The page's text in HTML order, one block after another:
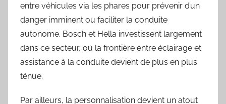
entre véhicules via les phares pour prévenir d’un
danger imminent ou faciliter la conduite
autonome. Bosch et Hella investissent largement
dans ce secteur, où la frontière entre éclairage et
assistance à la conduite devient de plus en plus
ténue.
Par ailleurs, la personnalisation devient un atout